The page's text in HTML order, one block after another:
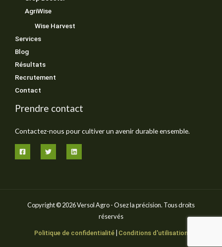
AgriWise
Wise Harvest
Services
Blog
Résultats
Recrutement
Contact
Prendre contact
Contactez-nous pour cultiver un avenir durable ensemble.
Copyright © 2026​Versol Agro -Osez la précision. Tous droits
réservés
Politique de confidentialité Conditions d'utilisation